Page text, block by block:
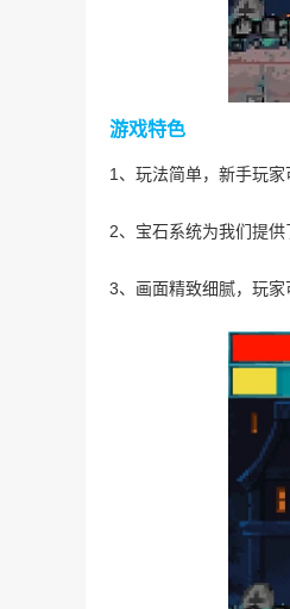
游戏特色
1、玩法简单，新手玩家
2、宝石系统为我们提供
3、画面精致细腻，玩家